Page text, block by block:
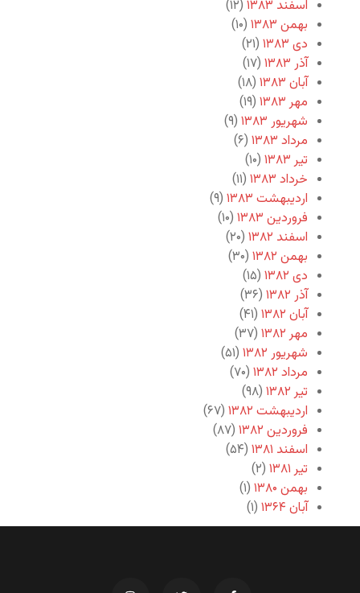
اسفند ۱۳۸۳
(۱۲)
بهمن ۱۳۸۳
(۱۰)
دی ۱۳۸۳
(۲۱)
آذر ۱۳۸۳
(۱۷)
آبان ۱۳۸۳
(۱۸)
مهر ۱۳۸۳
(۱۹)
شهریور ۱۳۸۳
(۹)
مرداد ۱۳۸۳
(۶)
تیر ۱۳۸۳
(۱۰)
خرداد ۱۳۸۳
(۱۱)
اردیبهشت ۱۳۸۳
(۹)
فروردین ۱۳۸۳
(۱۰)
اسفند ۱۳۸۲
(۲۰)
بهمن ۱۳۸۲
(۳۰)
دی ۱۳۸۲
(۱۵)
آذر ۱۳۸۲
(۳۶)
آبان ۱۳۸۲
(۴۱)
مهر ۱۳۸۲
(۳۷)
شهریور ۱۳۸۲
(۵۱)
مرداد ۱۳۸۲
(۷۰)
تیر ۱۳۸۲
(۹۸)
اردیبهشت ۱۳۸۲
(۶۷)
فروردین ۱۳۸۲
(۸۷)
اسفند ۱۳۸۱
(۵۴)
تیر ۱۳۸۱
(۲)
بهمن ۱۳۸۰
(۱)
آبان ۱۳۶۴
(۱)